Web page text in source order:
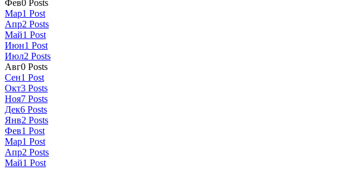
Фев0 Posts
Мар1 Post
Апр2 Posts
Май1 Post
Июн1 Post
Июл2 Posts
Авг0 Posts
Сен1 Post
Окт3 Posts
Ноя7 Posts
Дек6 Posts
Янв2 Posts
Фев1 Post
Мар1 Post
Апр2 Posts
Май1 Post